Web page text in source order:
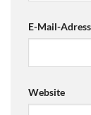
E-Mail-
Website